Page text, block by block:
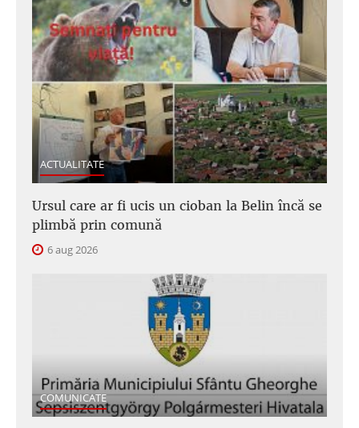
ACTUALITATE
Ursul care ar fi ucis un cioban la Belin încă se
plimbă prin comună
6 aug 2026
COMUNICATE